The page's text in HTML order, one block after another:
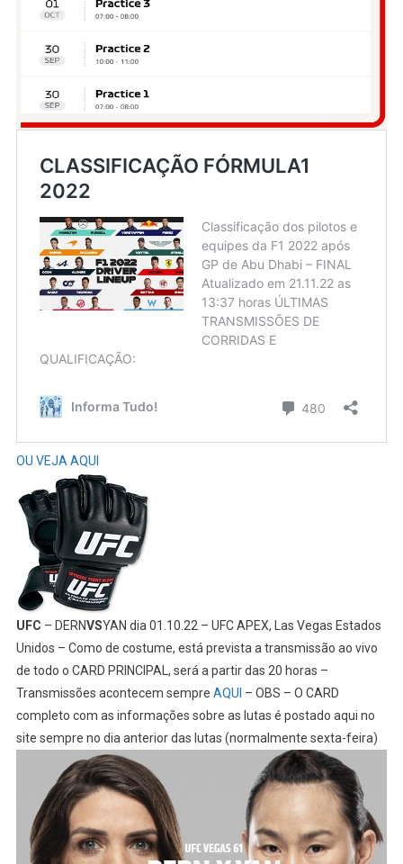
OU VEJA AQUI
UFC – DERNVSYAN dia 01.10.22 – UFC APEX, Las Vegas Estados
Unidos – Como de costume, está prevista a transmissão ao vivo
de todo o CARD PRINCIPAL, será a partir das 20 horas –
Transmissões acontecem sempre AQUI – OBS – O CARD
completo com as informações sobre as lutas é postado aqui no
site sempre no dia anterior das lutas (normalmente sexta-feira)